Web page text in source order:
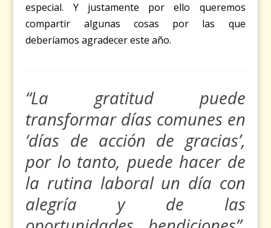
especial. Y justamente por ello queremos
compartir algunas cosas por las que
deberíamos agradecer este año.
“La gratitud puede
transformar días comunes en
‘días de acción de gracias’,
por lo tanto, puede hacer de
la rutina laboral un día con
alegría y de las